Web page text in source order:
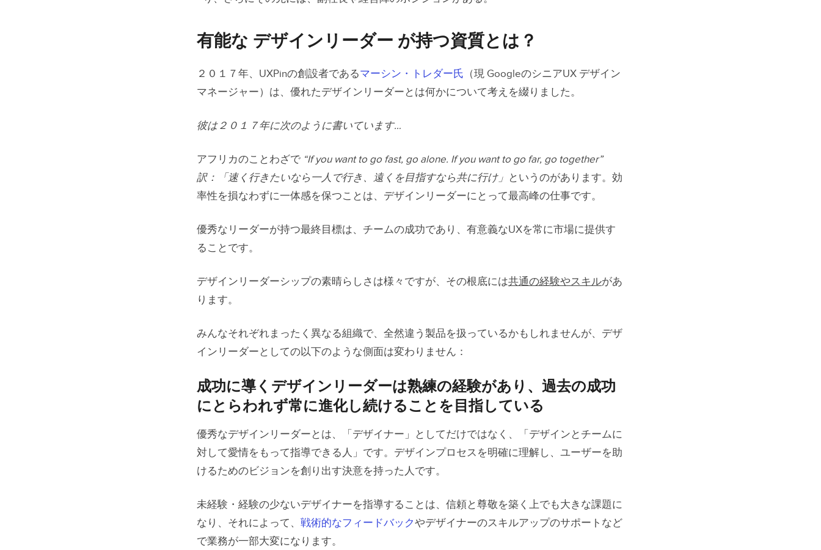
有能な デザインリーダー が持つ資質とは？
２０１７年、UXPinの創設者であるマーシン・トレダー氏 （現 GoogleのシニアUX デザイン
マネージャー）は、優れたデザインリーダーとは何かについて考えを綴りました。
彼は２０１７年に次のように書いています…
アフリカのことわざで “If you want to go fast, go alone. If you want to go far, go together”
訳：「速く行きたいなら一人で行き、遠くを目指すなら共に行け」 というのがあります。効
率性を損なわずに一体感を保つことは、デザインリーダーにとって最高峰の仕事です。
優秀なリーダーが持つ最終目標は、チームの成功であり、有意義なUXを常に市場に提供す
ることです。
デザインリーダーシップの素晴らしさは様々ですが、その根底には共通の経験やスキルがあ
ります。
みんなそれぞれまったく異なる組織で、全然違う製品を扱っているかもしれませんが、デザ
インリーダーとしての以下のような側面は変わりません：
成功に導くデザインリーダーは熟練の経験があり、過去の成功
にとらわれず常に進化し続けることを目指している
優秀なデザインリーダーとは、「デザイナー」としてだけではなく、「デザインとチームに
対して愛情をもって指導できる人」です。デザインプロセスを明確に理解し、ユーザーを助
けるためのビジョンを創り出す決意を持った人です。
未経験・経験の少ないデザイナーを指導することは、信頼と尊敬を築く上でも大きな課題に
なり、それによって、 戦術的なフィードバックやデザイナーのスキルアップのサポートなど
で業務が一部大変になります。